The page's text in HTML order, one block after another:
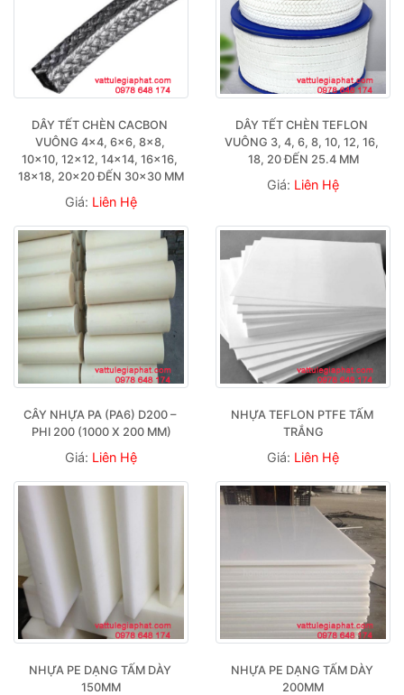
DÂY TẾT CHÈN CACBON
VUÔNG 4×4, 6×6, 8×8,
10×10, 12×12, 14×14, 16×16,
18×18, 20×20 ĐẾN 30×30 MM
Giá: Liên Hệ
DÂY TẾT CHÈN TEFLON
VUÔNG 3, 4, 6, 8, 10, 12, 16,
18, 20 ĐẾN 25.4 MM
Giá: Liên Hệ
CÂY NHỰA PA (PA6) D200 –
PHI 200 (1000 X 200 MM)
Giá: Liên Hệ
NHỰA TEFLON PTFE TẤM
TRẮNG
Giá: Liên Hệ
NHỰA PE DẠNG TẤM DÀY
150MM
NHỰA PE DẠNG TẤM DÀY
200MM